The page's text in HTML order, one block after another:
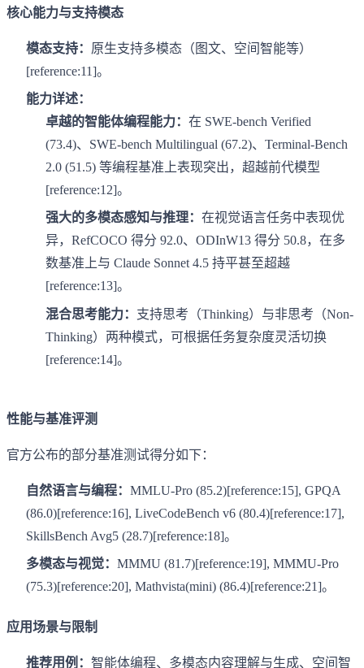
核心能力与支持模态
模态支持： 原生支持多模态（图文、空间智能等）
[reference:11]。
能力详述：
卓越的智能体编程能力： 在 SWE-bench Verified
(73.4)、SWE-bench Multilingual (67.2)、Terminal-Bench
2.0 (51.5) 等编程基准上表现突出，超越前代模型
[reference:12]。
强大的多模态感知与推理： 在视觉语言任务中表现优
异，RefCOCO 得分 92.0、ODInW13 得分 50.8，在多
数基准上与 Claude Sonnet 4.5 持平甚至超越
[reference:13]。
混合思考能力： 支持思考（Thinking）与非思考（Non-
Thinking）两种模式，可根据任务复杂度灵活切换
[reference:14]。
性能与基准评测
官方公布的部分基准测试得分如下：
自然语言与编程： MMLU-Pro (85.2)[reference:15], GPQA
(86.0)[reference:16], LiveCodeBench v6 (80.4)[reference:17],
SkillsBench Avg5 (28.7)[reference:18]。
多模态与视觉： MMMU (81.7)[reference:19], MMMU-Pro
(75.3)[reference:20], Mathvista(mini) (86.4)[reference:21]。
应用场景与限制
推荐用例： 智能体编程、多模态内容理解与生成、空间智